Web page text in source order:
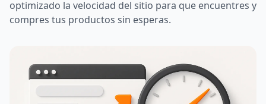
optimizado la velocidad del sitio para que encuentres y
compres tus productos sin esperas.